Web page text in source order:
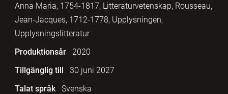
Anna Maria, 1754-1817, Litteraturvetenskap, Rousseau,
Jean-Jacques, 1712-1778, Upplysningen,
Upplysningslitteratur
Produktionsår
2020
Tillgänglig till
30 juni 2027
Talat språk
Svenska